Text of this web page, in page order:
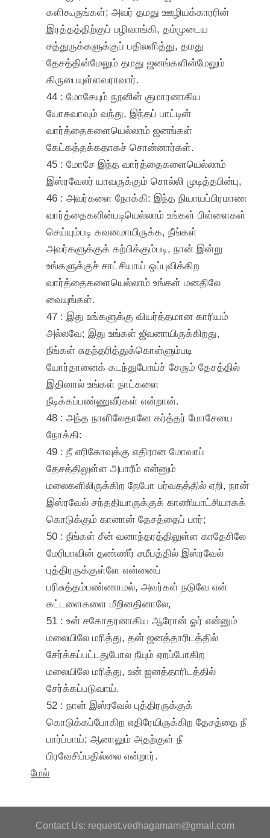
களிகூருங்கள்; அவர் தமது ஊழியக்காரரின்
இரத்தத்திற்குப் பழிவாங்கி, தம்முடைய
சத்துருக்களுக்குப் பதிலளித்து, தமது
தேசத்தின்மேலும் தமது ஜனங்களின்மேலும்
கிருபையுள்ளவராவார்.
44 : மோசேயும் நூனின் குமாரனாகிய
யோசுவாவும் வந்து, இந்தப் பாட்டின்
வார்த்தைகளையெல்லாம் ஜனங்கள்
கேட்கத்தக்கதாகச் சொன்னார்கள்.
45 : மோசே இந்த வார்த்தைகளையெல்லாம்
இஸ்ரவேலர் யாவருக்கும் சொல்லி முடித்தபின்பு,
46 : அவர்களை நோக்கி: இந்த நியாயப்பிரமாண
வார்த்தைகளின்படியெல்லாம் உங்கள் பிள்ளைகள்
செய்யும்படி கவனமாயிருக்க, நீங்கள்
அவர்களுக்குக் கற்பிக்கும்படி, நான் இன்று
உங்களுக்குச் சாட்சியாய் ஒப்புவிக்கிற
வார்த்தைகளையெல்லாம் உங்கள் மனதிலே
வையுங்கள்.
47 : இது உங்களுக்கு வியர்த்தமான காரியம்
அல்லவே; இது உங்கள் ஜீவனாயிருக்கிறது,
நீங்கள் சுதந்தரித்துக்கொள்ளும்படி
யோர்தானைக் கடந்துபோய்ச் சேரும் தேசத்தில்
இதினால் உங்கள் நாட்களை
நீடிக்கப்பண்ணுவீர்கள் என்றான்.
48 : அந்த நாளிலேதானே கர்த்தர் மோசேயை
நோக்கி:
49 : நீ எரிகோவுக்கு எதிரான மோவாப்
தேசத்திலுள்ள அபாரீம் என்னும்
மலைகளிலிருக்கிற நேபோ பர்வதத்தில் ஏறி, நான்
இஸ்ரவேல் சந்ததியாருக்குக் காணியாட்சியாகக்
கொடுக்கும் கானான் தேசத்தைப் பார்;
50 : நீங்கள் சீன் வனாந்தரத்திலுள்ள காதேசிலே
மேரிபாவின் தண்ணீர் சமீபத்தில் இஸ்ரவேல்
புத்திரருக்குள்ளே என்னைப்
பரிசுத்தம்பண்ணாமல், அவர்கள் நடுவே என்
கட்டளைகளை மீறினதினாலே,
51 : உன் சகோதரனாகிய ஆரோன் ஓர் என்னும்
மலையிலே மரித்து, தன் ஜனத்தாரிடத்தில்
சேர்க்கப்பட்டதுபோல நீயும் ஏறப்போகிற
மலையிலே மரித்து, உன் ஜனத்தாரிடத்தில்
சேர்க்கப்படுவாய்.
52 : நான் இஸ்ரவேல் புத்திரருக்குக்
கொடுக்கப்போகிற எதிரேயிருக்கிற தேசத்தை நீ
பார்ப்பாய்; ஆனாலும் அதற்குள் நீ
பிரவேசிப்பதில்லை என்றார்.
மேல்
Contact Us: request.vedhagamam@gmail.com